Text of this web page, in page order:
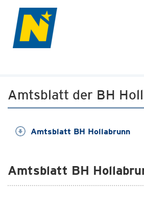
Amtsblatt der BH
Amtsblatt BH Hollabrunn
Amtsblatt BH